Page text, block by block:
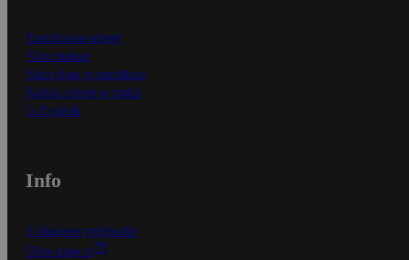
Ensitilaajan ohjeet
Näin maksat
Näin tilaat ja muokkaat
Kaikki ohjeet ja vinkit
In English
Info
S-Business yrityksille
Oiva-raportit